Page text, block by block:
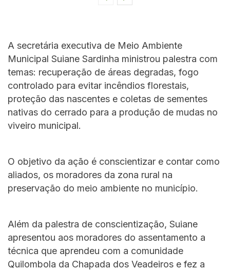
A secretária executiva de Meio Ambiente
Municipal Suiane Sardinha ministrou palestra com
temas: recuperação de áreas degradas, fogo
controlado para evitar incêndios florestais,
proteção das nascentes e coletas de sementes
nativas do cerrado para a produção de mudas no
viveiro municipal.
O objetivo da ação é conscientizar e contar como
aliados, os moradores da zona rural na
preservação do meio ambiente no município.
Além da palestra de conscientização, Suiane
apresentou aos moradores do assentamento a
técnica que aprendeu com a comunidade
Quilombola da Chapada dos Veadeiros e fez a